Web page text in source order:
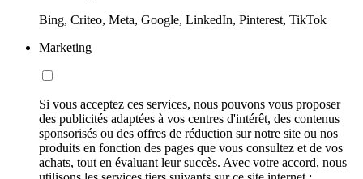
Bing, Criteo, Meta, Google, LinkedIn, Pinterest, TikTok
Marketing
Si vous acceptez ces services, nous pouvons vous proposer
des publicités adaptées à vos centres d'intérêt, des contenus
sponsorisés ou des offres de réduction sur notre site ou nos
produits en fonction des pages que vous consultez et de vos
achats, tout en évaluant leur succès. Avec votre accord, nous